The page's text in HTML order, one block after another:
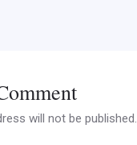
will not be published.